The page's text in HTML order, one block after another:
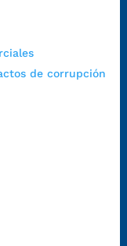
de corrupción